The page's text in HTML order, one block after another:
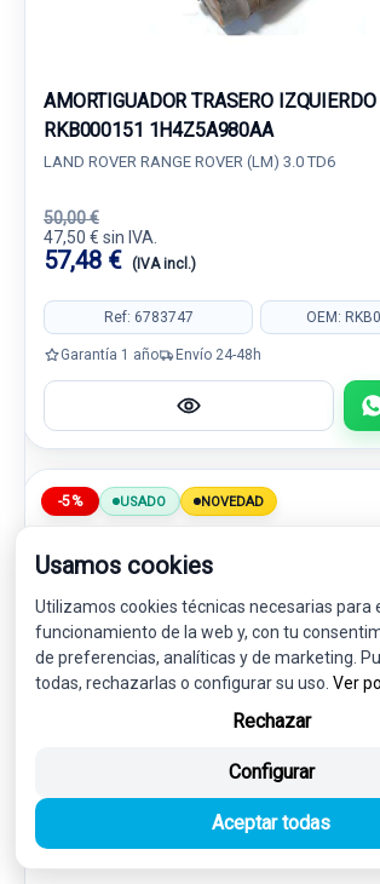
AMORTIGUADOR TRASERO IZQUIERDO
RKB000151 1H4Z5A980AA
LAND ROVER RANGE ROVER (LM) 3.0 TD6
50,00 €
47,50 € sin IVA.
57,48 € (IVA incl.)
Ref: 6783747 OEM:
Garantía 1 año Envío 24-48h
-5% USADO NOVEDAD
PINZA FRENO DELANTERA IZQUIERDA
SEB000290 XH422B120DA
LAND ROVER RANGE ROVER (LM) 3.0 TD6
Usamos cookies
Utilizamos cookies técnicas necesarias para
funcionamiento de la web y, con tu
de preferencias, analíticas y de marketing.
todas, rechazarlas o configurar su uso. Ver
Rechazar
Configurar
Aceptar todas